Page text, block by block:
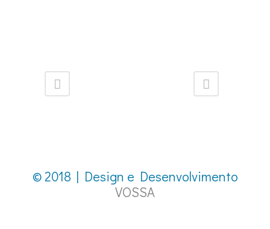
© 2018 | Design e Desenvolvimento
VOSSA